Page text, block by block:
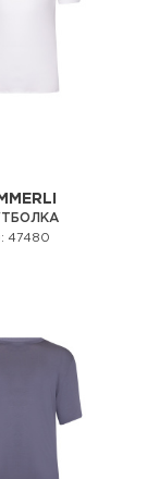
47480